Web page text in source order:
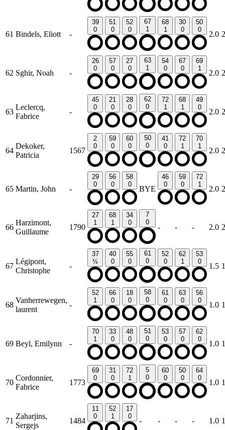
61 Bindels, Eliott -
39
0
51
0
52
0
67
1
68
1
30
0
50
0
2.0 2
62 Sghir, Noah -
26
0
57
0
27
0
63
1
54
0
67
0
69
1
2.0 2
63
Leclercq,
Fabrice
-
45
0
21
0
28
0
62
0
72
1
68
1
49
0
2.0 2
64
Dekoker,
Patricia
1567
2
0
59
0
60
0
50
0
41
0
72
1
70
1
2.0 2
65 Martin, John -
29
0
56
0
58
0
BYE
46
0
59
0
72
1
2.0 2
66
Harzimont,
Guillaume
1790
27
1
68
1
34
0
7
0
- - - 2.0 2
67
Légipont,
Christophe
-
37
½
40
0
55
0
61
0
52
0
62
1
53
0
1.5 1
68
Vanherrewegen,
laurent
-
52
1
66
0
18
0
58
0
61
0
63
0
56
0
1.0 1
69 Beyl, Emilynn -
70
1
33
0
48
0
51
0
53
0
57
0
62
0
1.0 1
70
Cordonnier,
Fabrice
1773
69
0
31
0
72
1
5
0
60
0
50
0
64
0
1.0 1
71
Zaharjins,
Sergejs
1484
11
0
52
1
17
0
- - - - 1.0 1